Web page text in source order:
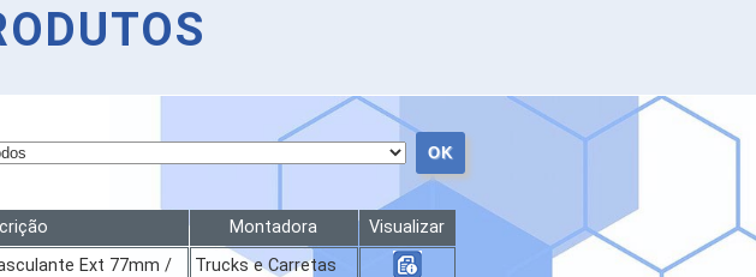
Montadora
Visualizar
Ext 77mm /
Trucks e Carretas